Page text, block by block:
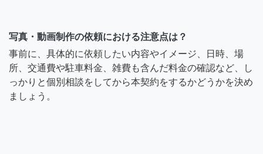
写真・動画制作の依頼における注意点は？
事前に、具体的に依頼したい内容やイメージ、日時、場
所、交通費や駐車料金、雑費も含んだ料金の確認など、し
っかりと個別相談をしてから本契約をするかどうかを決め
ましょう。